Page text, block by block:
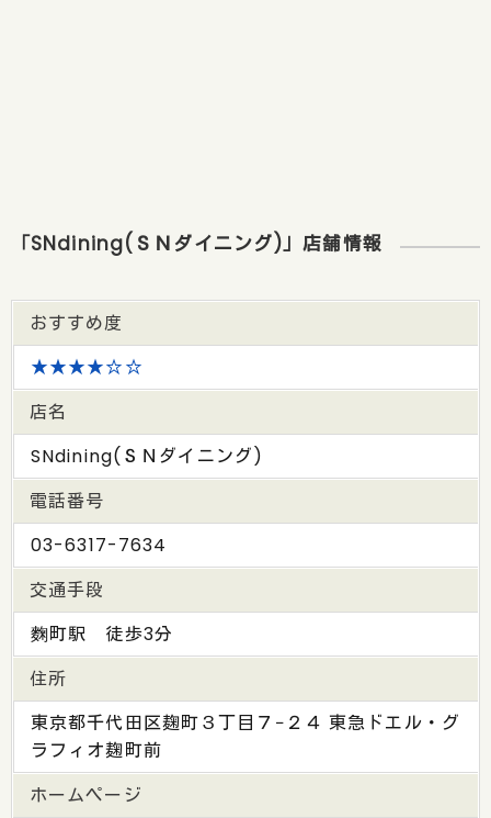
「SNdining(ＳＮダイニング)」店舗情報
おすすめ度
★★★★☆☆
店名
SNdining(ＳＮダイニング)
電話番号
03-6317-7634
交通手段
麴町駅 徒歩3分
住所
東京都千代田区麹町３丁目７−２４ 東急ドエル・グ
ラフィオ麹町前
ホームページ